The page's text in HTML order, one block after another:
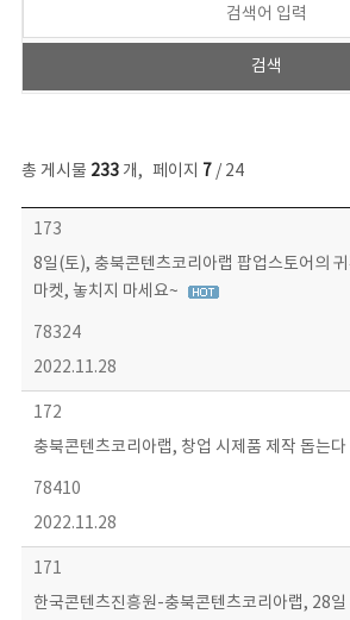
총 게시물 233개, 페이지 7 / 24
보도자료 목록 - 번호, 제목, 작성자, 파일, 조회수, 작성일 정보 제공
173
8일(토), 충북콘텐츠코리아랩 팝업스토어의
마켓, 놓치지 마세요~
78324
2022.11.28
172
충북콘텐츠코리아랩, 창업 시제품 제작 돕는다
78410
2022.11.28
171
한국콘텐츠진흥원-충북콘텐츠코리아랩, 28일